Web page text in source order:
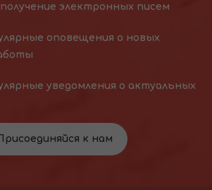
электронных писем
оповещения о новых
уведомления о актуальных
Присоединяйся к нам